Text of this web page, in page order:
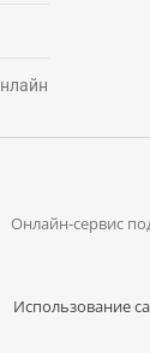
Онлайн-сервис
Использование